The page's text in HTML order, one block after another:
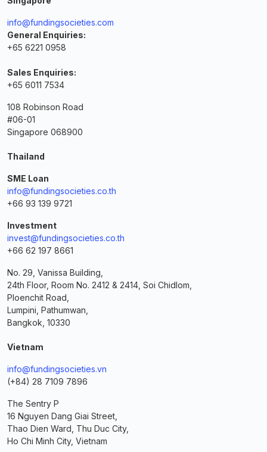
info@fundingsocieties.com
General Enquiries:
+65 6221 0958
Sales Enquiries:
+65 6011 7534
108 Robinson Road
#06-01
Singapore 068900
Thailand
SME Loan
info@fundingsocieties.co.th
+66 93 139 9721
Investment
invest@fundingsocieties.co.th
+66 62 197 8661
No. 29, Vanissa Building,
24th Floor, Room No. 2412 & 2414, Soi Chidlom,
Ploenchit Road,
Lumpini, Pathumwan,
Bangkok, 10330
Vietnam
info@fundingsocieties.vn
(+84) 28 7109 7896
The Sentry P
16 Nguyen Dang Giai Street,
Thao Dien Ward, Thu Duc City,
Ho Chi Minh City, Vietnam